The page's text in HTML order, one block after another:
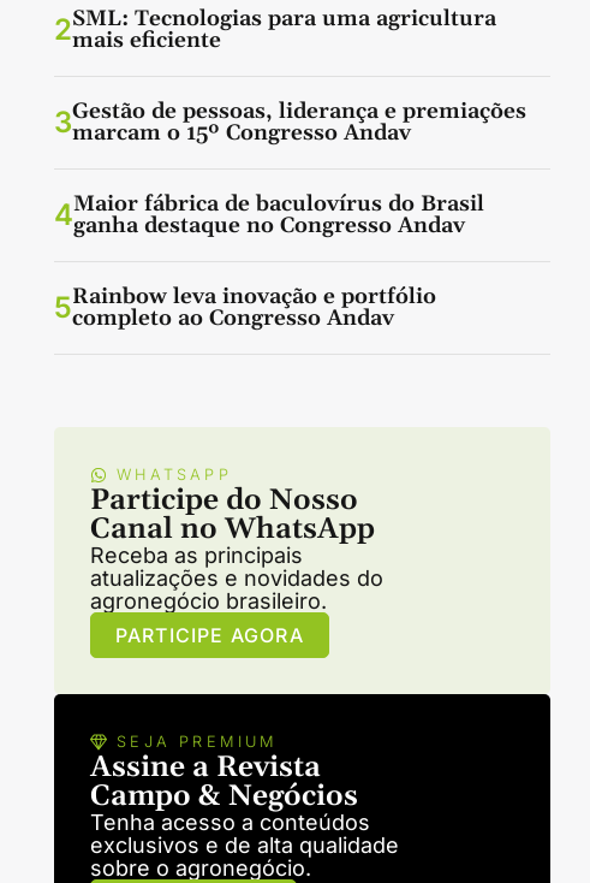
2SML: Tecnologias para uma agricultura
mais eficiente
3Gestão de pessoas, liderança e premiações
marcam o 15º Congresso Andav
4Maior fábrica de baculovírus do Brasil
ganha destaque no Congresso Andav
5Rainbow leva inovação e portfólio
completo ao Congresso Andav
WHATSAPP
Participe do Nosso
Canal no WhatsApp
Receba as principais
atualizações e novidades do
agronegócio brasileiro.
PARTICIPE AGORA
SEJA PREMIUM
Assine a Revista
Campo & Negócios
Tenha acesso a conteúdos
exclusivos e de alta qualidade
sobre o agronegócio.